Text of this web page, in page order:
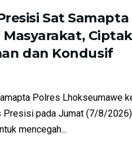
Sat Samapta
dan Kondusif
Polres Lhokseumawe
pada Jumat (7/8/
mencegah...